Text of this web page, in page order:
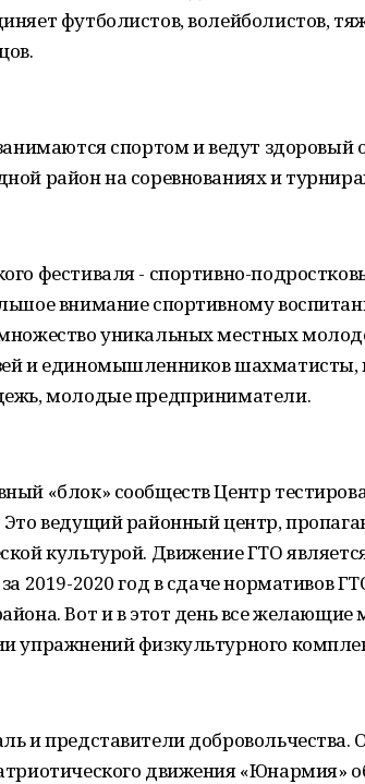
футболистов, волейболистов,
спортом и ведут здоровый
район на соревнованиях и
фестиваля - спортивно-
внимание спортивному
уникальных местных
и единомышленников
молодые предприниматели.
«блок» сообществ Центр
ведущий районный центр,
культурой. Движение ГТО
2019-2020 год в сдаче нормативов
Вот и в этот день все желающие
упражнений физкультурного
и представители добровольчества.
движения «Юнармия»